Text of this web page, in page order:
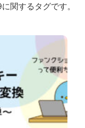
関するタグです。